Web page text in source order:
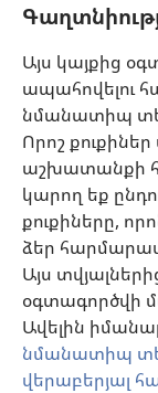
Այս կայքից
ապահովելու
նմանատիպ
Որոշ
աշխատանքի
կարող եք
քուքիները,
ձեր
Այս
օգտագործվի
Ավելին
նմանատիպ
վերաբերյալ
Գլոբալ
Օգնություն
(բացվում
է
նոր
պատուհան)
Դիտարանի
(բացվում
է
նոր
պատուհան)
JW Hub
(բացվում
է
նոր
պատուհան)
JW Library®
Watchtower